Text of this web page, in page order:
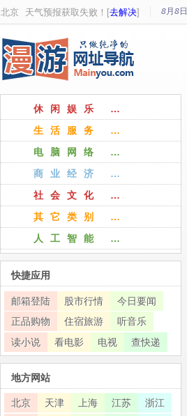
北京 天气预报获取失败！[去解决] 8月8日
休闲娱乐 …
生活服务 …
电脑网络 …
商业经济 …
社会文化 …
其它类别 …
人工智能 …
快捷应用
邮箱登陆 股市行情
今日要闻
正品购物
住宿旅游
听音乐
读小说
看电影 电视 查快递
地方网站
北京 天津 上海 江苏
浙江